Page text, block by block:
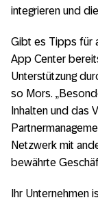
integrieren und
Gibt es Tipps für
App Center
Unterstützung
so Mors.
Inhalten und das
Netzwerk mit
bewährte
Ihr Unternehmen